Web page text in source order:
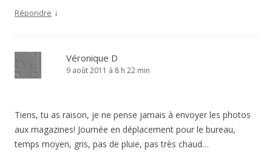
Répondre ↓
Véronique D
9 août 2011 à 8 h 22 min
Tiens, tu as raison, je ne pense jamais à envoyer les photos
aux magazines! Journée en déplacement pour le bureau,
temps moyen, gris, pas de pluie, pas très chaud…